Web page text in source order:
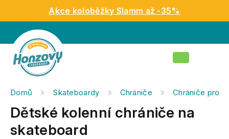
obsah
Akce koloběžky Slamm až -35%
Nákupní
Domů Skateboardy Chrániče Chrániče pro
Dětské kolenní chrániče na
skateboard